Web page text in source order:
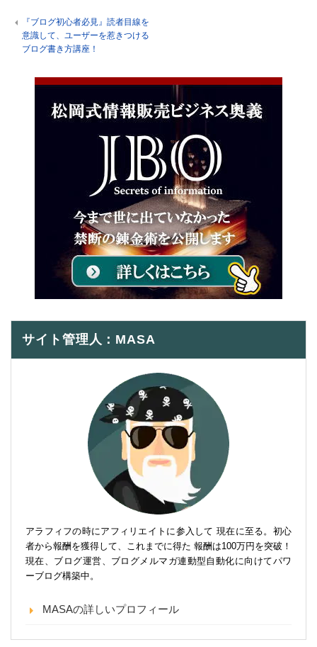
『ブログ初心者必見』読者目線を
意識して、ユーザーを惹きつける
ブログ書き方講座！
サイト管理人：MASA
アラフィフの時にアフィリエイトに参入して 現在に至る。初心
者から報酬を獲得して、これまでに得た 報酬は100万円を突破！
現在、ブログ運営、ブログメルマガ連動型自動化に向けてパワ
ーブログ構築中。
MASAの詳しいプロフィール